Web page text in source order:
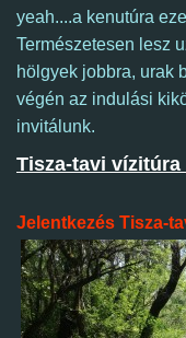
yeah....a kenutúra
Természetesen lesz
hölgyek jobbra, urak
végén az indulási
invitálunk.
Tisza-tavi vízitúra
Jelentkezés Tisza-